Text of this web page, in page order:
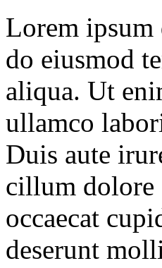
Lorem ipsum
do eiusmod
aliqua. Ut
ullamco
Duis aute
cillum dolore
occaecat
deserunt